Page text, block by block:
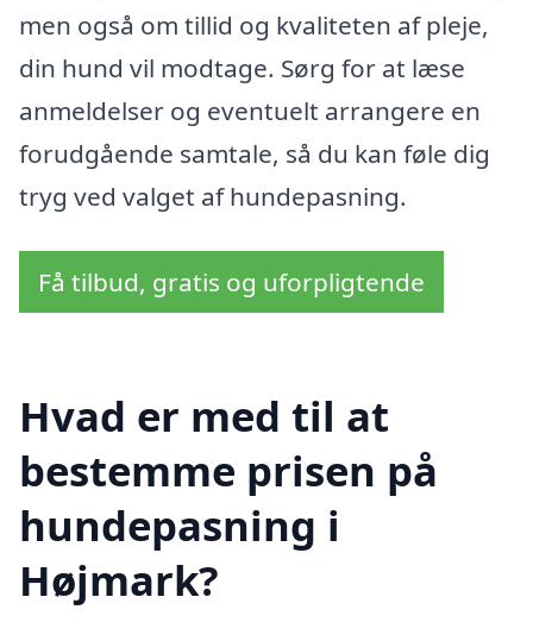
men også om tillid og kvaliteten af pleje,
din hund vil modtage. Sørg for at læse
anmeldelser og eventuelt arrangere en
forudgående samtale, så du kan føle dig
tryg ved valget af hundepasning.
Få tilbud, gratis og uforpligtende
Hvad er med til at
bestemme prisen på
hundepasning i
Højmark?